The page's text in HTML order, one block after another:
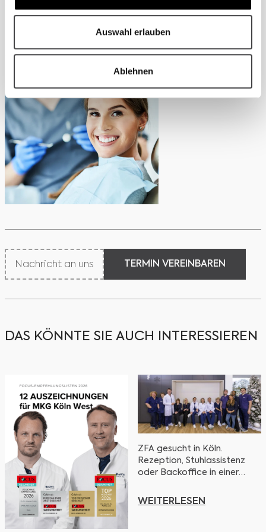
Auswahl erlauben
Ablehnen
Westdie Grundlage für festen Zahnersatz – funktional,
Jetzt Termin vereinbaren: www.mkg-koeln-west.de
Nachricht an uns TERMIN VEREINBAREN
DAS KÖNNTE SIE AUCH INTERESSIEREN
ZFA gesucht in Köln.
Rezeption, Stuhlassistenz
oder Backoffice in einer
Abläufen. Jetzt bewerben.
WEITERLESEN